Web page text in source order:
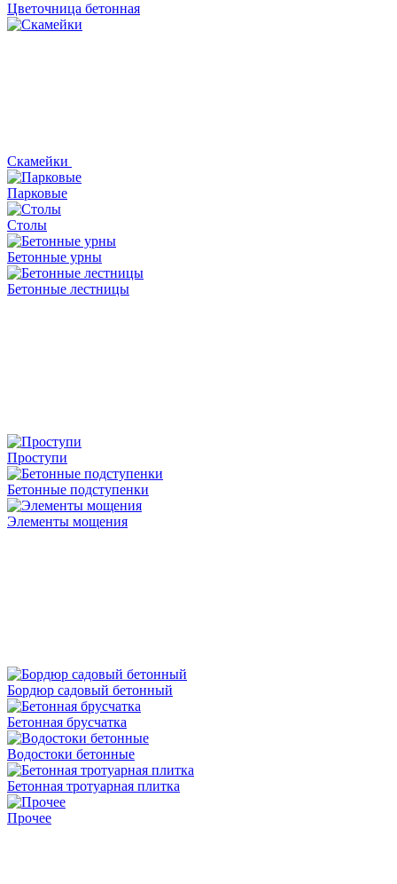
Цветочница бетонная
Скамейки
Парковые
Столы
Бетонные урны
Бетонные лестницы
Проступи
Бетонные подступенки
Элементы мощения
Бордюр садовый бетонный
Бетонная брусчатка
Водостоки бетонные
Бетонная тротуарная плитка
Прочее